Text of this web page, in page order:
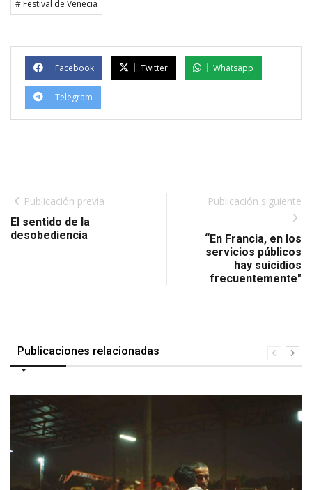
# Festival de Venecia
Facebook Twitter Whatsapp
Telegram
Publicación previa
El sentido de la
desobediencia
Publicación siguiente
“En Francia, en los
servicios públicos
hay suicidios
frecuentemente"
Publicaciones relacionadas